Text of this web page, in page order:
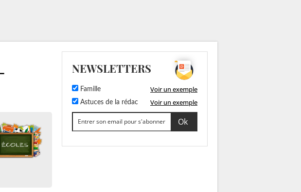
NEWSLETTERS
Famille Voir un exemple
Astuces de la rédac Voir un exemple